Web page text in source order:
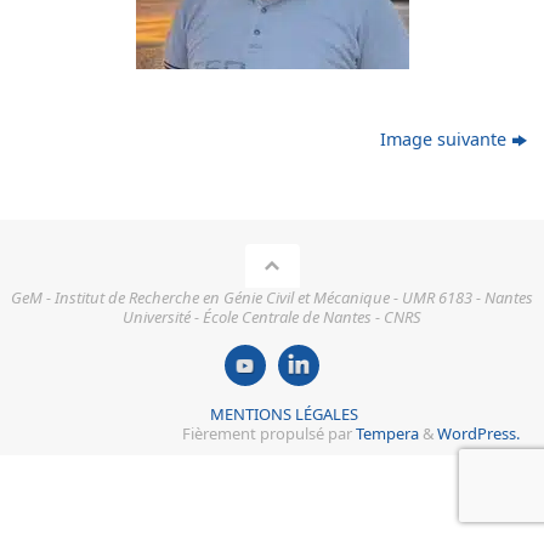
Image suivante
GeM - Institut de Recherche en Génie Civil et Mécanique - UMR 6183 - Nantes
Université - École Centrale de Nantes - CNRS
MENTIONS LÉGALES
Fièrement propulsé parTempera &WordPress.